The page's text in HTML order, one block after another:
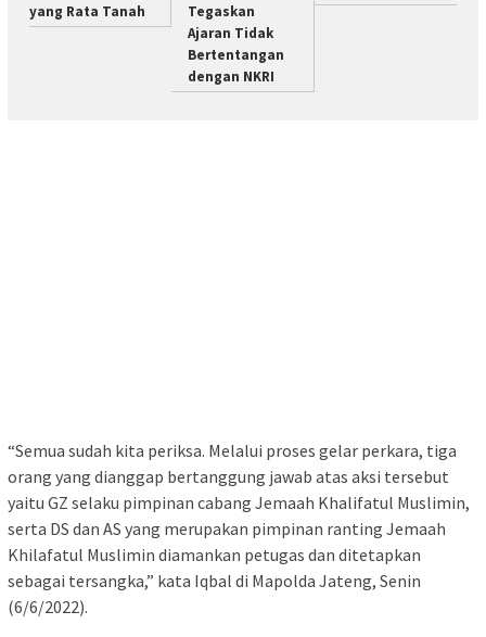
yang Rata Tanah
Tegaskan
Ajaran Tidak
Bertentangan
dengan NKRI
“Semua sudah kita periksa. Melalui proses gelar perkara, tiga
orang yang dianggap bertanggung jawab atas aksi tersebut
yaitu GZ selaku pimpinan cabang Jemaah Khalifatul Muslimin,
serta DS dan AS yang merupakan pimpinan ranting Jemaah
Khilafatul Muslimin diamankan petugas dan ditetapkan
sebagai tersangka,” kata Iqbal di Mapolda Jateng, Senin
(6/6/2022).